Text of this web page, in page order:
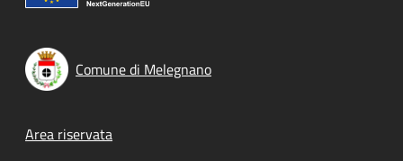
Comune di Melegnano
Footer menu
Area riservata